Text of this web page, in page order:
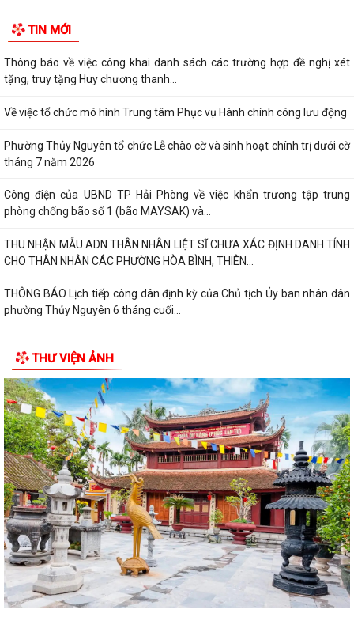
TIN MỚI
sở dữ liệu đất đai trên địa bàn...
Thông báo về việc công khai danh sách các trường hợp đề nghị xét
tặng, truy tặng Huy chương thanh...
Về việc tổ chức mô hình Trung tâm Phục vụ Hành chính công lưu động
Phường Thủy Nguyên tổ chức Lễ chào cờ và sinh hoạt chính trị dưới cờ
tháng 7 năm 2026
Công điện của UBND TP Hải Phòng về việc khẩn trương tập trung
phòng chống bão số 1 (bão MAYSAK) và...
THU NHẬN MẪU ADN THÂN NHÂN LIỆT SĨ CHƯA XÁC ĐỊNH DANH TÍNH
CHO THÂN NHÂN CÁC PHƯỜNG HÒA BÌNH, THIÊN...
THÔNG BÁO Lịch tiếp công dân định kỳ của Chủ tịch Ủy ban nhân dân
phường Thủy Nguyên 6 tháng cuối...
THÂN NHÂN LIỆT SĨ CHƯA XÁC ĐỊNH DANH TÍNH
PHƯỜNG THỦY NGUYÊN TRIỂN KHAI VẬN ĐỘNG ỦNG HỘ QUỸ "ĐỀN ƠN
ĐÁP NGHĨA" NĂM 2026
THÔNG TIN VỀ VIỆC SẮP XẾP, TỔ CHỨC LẠI CÁC TỔ DÂN PHỐ TRÊN
ĐỊA BÀN PHƯỜNG THỦY NGUYÊN
Nghị quyết thành lập phòng chuyên môn
Trung tâm chính trị phường Thủy Nguyên tiếp tục tổ chức lớp bồi
dưỡng lý luận chính trị và nghiệp...
Thông báo của UBND phường Thủy Nguyên Tóm tắt thành tích cá
nhân đề nghị xét tặng danh hiệu nhà...
THƯ VIỆN ẢNH